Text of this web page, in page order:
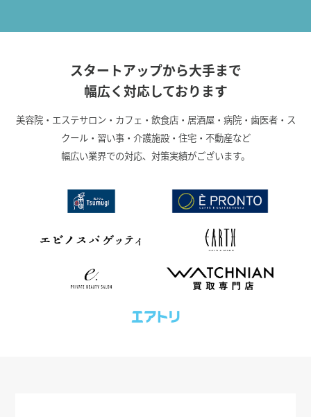
スタートアップから大手まで
幅広く対応しております
美容院・エステサロン・カフェ・飲食店・居酒屋・病院・歯医者・ス
クール・習い事・介護施設・住宅・不動産など
幅広い業界での対応、対策実績がございます。